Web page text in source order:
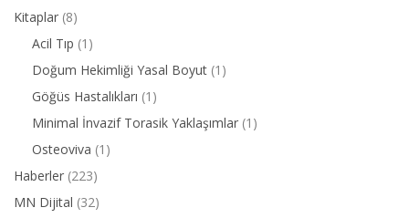
Kitaplar (8)
Acil Tıp (1)
Doğum Hekimliği Yasal Boyut (1)
Göğüs Hastalıkları (1)
Minimal İnvazif Torasik Yaklaşımlar (1)
Osteoviva (1)
Haberler (223)
MN Dijital (32)